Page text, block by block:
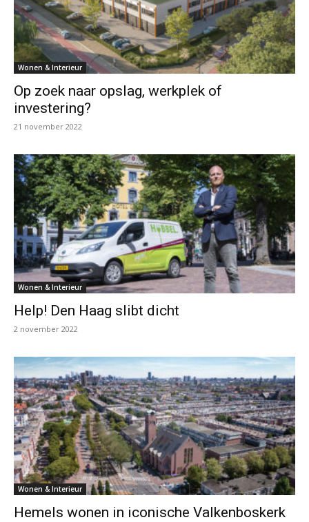
Wonen & Interieur
Op zoek naar opslag, werkplek of
investering?
21 november 2022
Wonen & Interieur
Help! Den Haag slibt dicht
2 november 2022
Wonen & Interieur
Hemels wonen in iconische Valkenboskerk